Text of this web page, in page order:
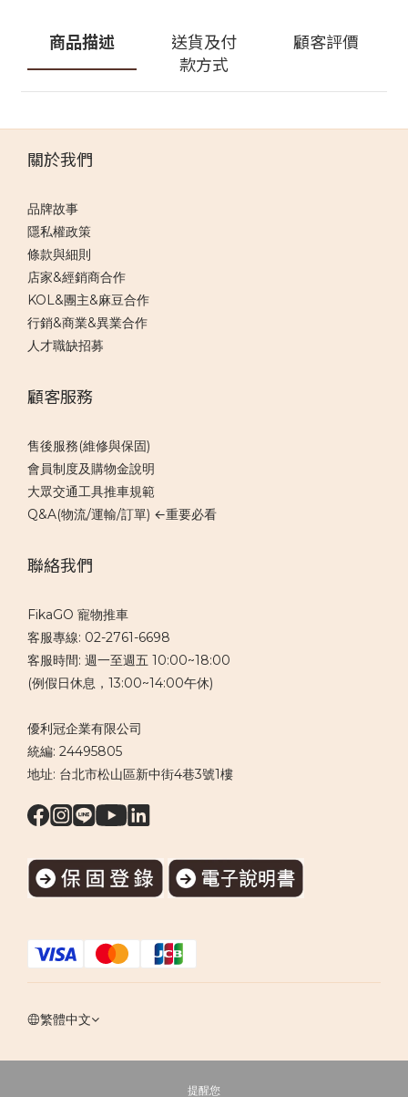
商品描述
送貨及付
款方式
顧客評價
關於我們
品牌故事
隱私權政策
條款與細則
店家&經銷商合作
KOL&團主&麻豆合作
行銷&商業&異業合作
人才職缺招募
顧客服務
售後服務(維修與保固)
會員制度及購物金說明
大眾交通工具推車規範
Q&A(物流/運輸/訂單) ←重要必看
聯絡我們
FikaGO 寵物推車
客服專線: 02-2761-6698
客服時間: 週一至週五 10:00~18:00
(例假日休息，13:00~14:00午休)
優利冠企業有限公司
統編: 24495805
地址: 台北市松山區新中街4巷3號1樓
繁體中文
提醒您